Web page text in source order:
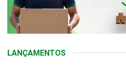
LANÇAMENTOS